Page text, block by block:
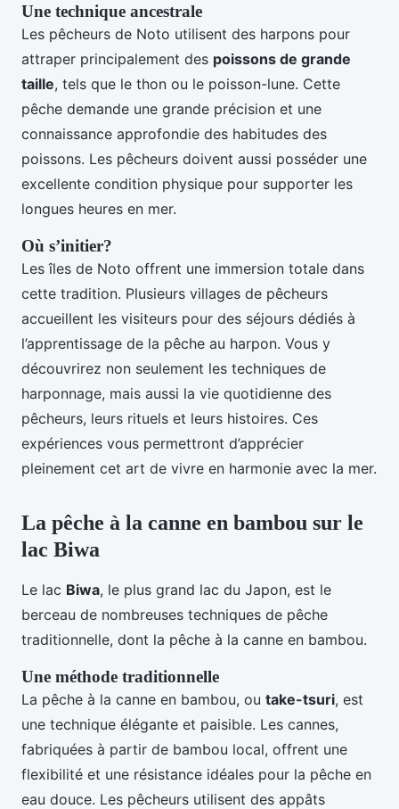
Une technique ancestrale
Les pêcheurs de Noto utilisent des harpons pour
attraper principalement des poissons de grande
taille, tels que le thon ou le poisson-lune. Cette
pêche demande une grande précision et une
connaissance approfondie des habitudes des
poissons. Les pêcheurs doivent aussi posséder une
excellente condition physique pour supporter les
longues heures en mer.
Où s’initier?
Les îles de Noto offrent une immersion totale dans
cette tradition. Plusieurs villages de pêcheurs
accueillent les visiteurs pour des séjours dédiés à
l’apprentissage de la pêche au harpon. Vous y
découvrirez non seulement les techniques de
harponnage, mais aussi la vie quotidienne des
pêcheurs, leurs rituels et leurs histoires. Ces
expériences vous permettront d’apprécier
pleinement cet art de vivre en harmonie avec la mer.
La pêche à la canne en bambou sur le
lac Biwa
Le lac Biwa, le plus grand lac du Japon, est le
berceau de nombreuses techniques de pêche
traditionnelle, dont la pêche à la canne en bambou.
Une méthode traditionnelle
La pêche à la canne en bambou, ou take-tsuri, est
une technique élégante et paisible. Les cannes,
fabriquées à partir de bambou local, offrent une
flexibilité et une résistance idéales pour la pêche en
eau douce. Les pêcheurs utilisent des appâts